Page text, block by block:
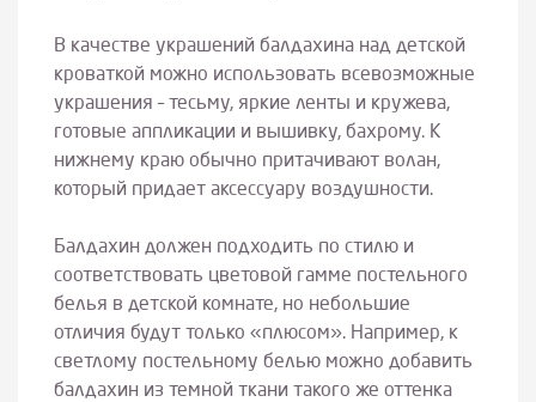
В качестве украшений балдахина над детской
кроваткой можно использовать всевозможные
украшения – тесьму, яркие ленты и кружева,
готовые аппликации и вышивку, бахрому. К
нижнему краю обычно притачивают волан,
который придает аксессуару воздушности.
Балдахин должен подходить по стилю и
соответствовать цветовой гамме постельного
белья в детской комнате, но небольшие
отличия будут только «плюсом». Например, к
светлому постельному белью можно добавить
балдахин из темной ткани такого же оттенка